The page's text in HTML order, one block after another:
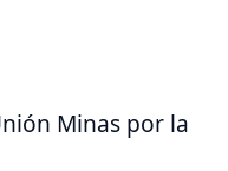
Minas por la